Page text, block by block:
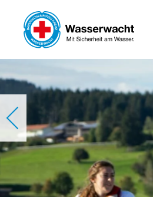
Skip to main content